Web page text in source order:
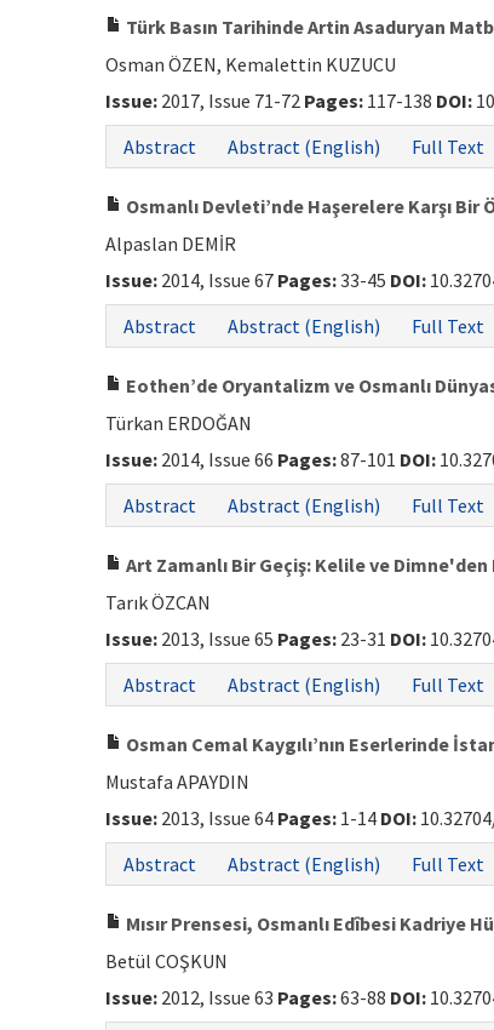
Türk Basın Tarihinde Artin Asaduryan
Osman ÖZEN, Kemalettin KUZUCU
Issue: 2017, Issue 71-72 Pages: 117-138 DOI:
Abstract
Abstract (English) Full Text
Osmanlı Devleti’nde Haşerelere Karşı Bir
Alpaslan DEMİR
Issue: 2014, Issue 67 Pages:33-45 DOI:
Abstract
Abstract (English) Full Text
Eothen’de Oryantalizm ve Osmanlı
Türkan ERDOĞAN
Issue: 2014, Issue 66 Pages:87-101 DOI:
Abstract
Abstract (English) Full Text
Art Zamanlı Bir Geçiş: Kelile ve
Tarık ÖZCAN
Issue: 2013, Issue 65 Pages: 23-31 DOI:
Abstract
Abstract (English) Full Text
Osman Cemal Kaygılı’nın Eserlerinde
Mustafa APAYDIN
Issue: 2013, Issue 64 Pages: 1-14 DOI:
Abstract
Abstract (English) Full Text
Mısır Prensesi, Osmanlı Edîbesi Kadriye
Betül COŞKUN
Issue: 2012, Issue 63 Pages:63-88 DOI: